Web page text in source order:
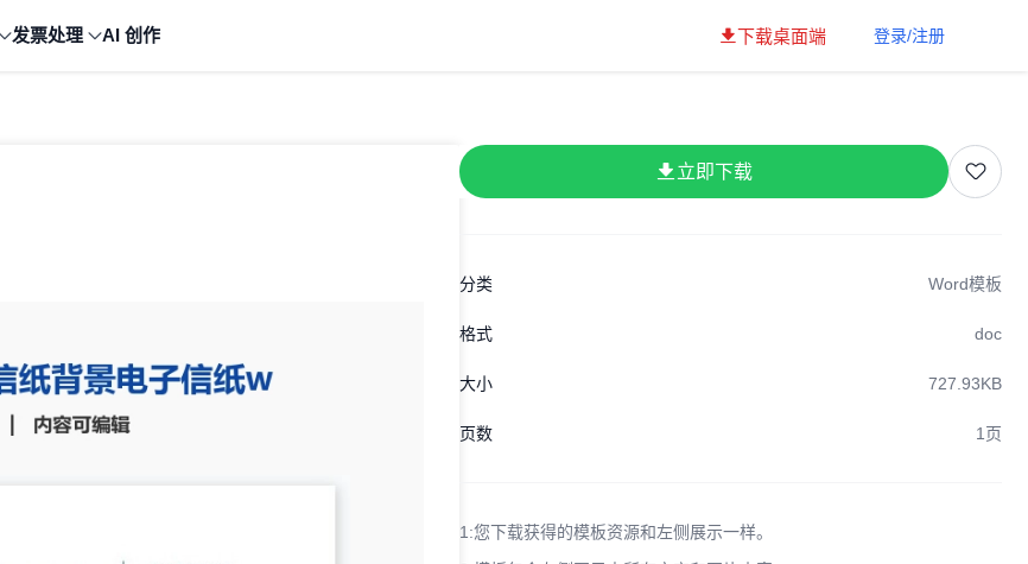
发票处理 AI 创作 下载桌面端 登录/注册
立即下载
分类 Word模板
格式 doc
大小 727.93KB
页数 1页
1:您下载获得的模板资源和左侧展示一样。